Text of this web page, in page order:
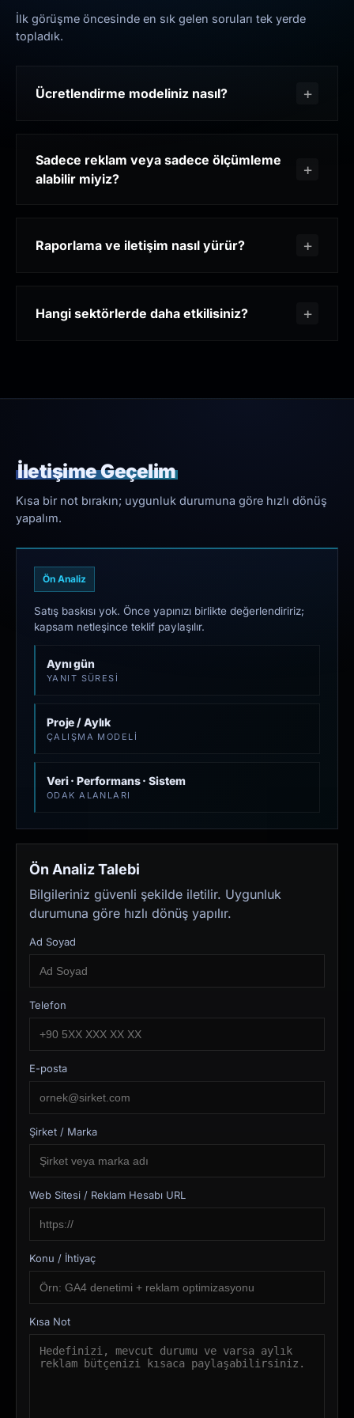
İlk görüşme öncesinde en sık gelen soruları tek yerde
topladık.
Ücretlendirme modeliniz nasıl?
Sadece reklam veya sadece ölçümleme
alabilir miyiz?
Raporlama ve iletişim nasıl yürür?
Hangi sektörlerde daha etkilisiniz?
İletişime Geçelim
Kısa bir not bırakın; uygunluk durumuna göre hızlı dönüş
yapalım.
Ön Analiz
Satış baskısı yok. Önce yapınızı birlikte değerlendiririz;
kapsam netleşince teklif paylaşılır.
Aynı gün
YANIT SÜRESI
Proje / Aylık
ÇALIŞMA MODELI
Veri · Performans · Sistem
ODAK ALANLARI
Ön Analiz Talebi
Bilgileriniz güvenli şekilde iletilir. Uygunluk
durumuna göre hızlı dönüş yapılır.
Ad Soyad
Telefon
E-posta
Şirket / Marka
Web Sitesi / Reklam Hesabı URL
Konu / İhtiyaç
Kısa Not